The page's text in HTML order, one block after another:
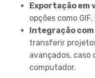
Exportação
opções como GIF,
Integração
transferir
avançados, caso
computador.